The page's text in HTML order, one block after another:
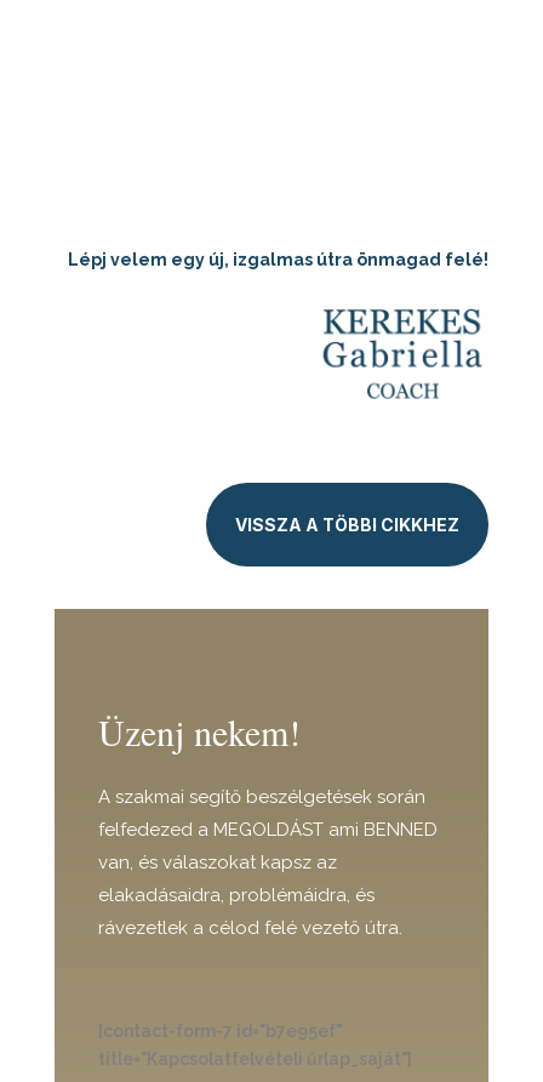
Lépj velem egy új, izgalmas útra önmagad felé!
VISSZA A TÖBBI CIKKHEZ
Üzenj nekem!
A szakmai segítő beszélgetések során
felfedezed a MEGOLDÁST ami BENNED
van, és válaszokat kapsz az
elakadásaidra, problémáidra, és
rávezetlek a célod felé vezető útra.
[contact-form-7 id="b7e95ef"
title="Kapcsolatfelvételi űrlap_saját"]